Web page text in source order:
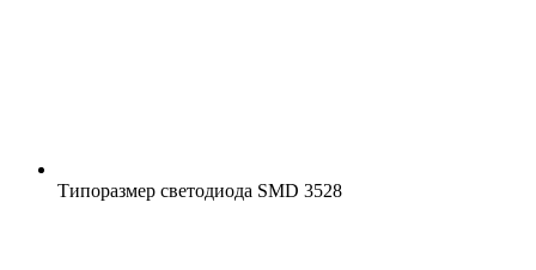
Типоразмер светодиода SMD 3528